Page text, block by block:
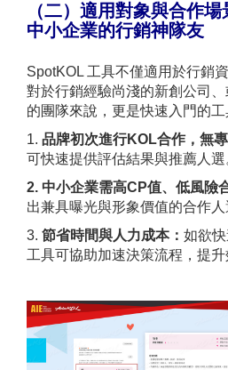
（二）適用對象與合作
中小企業的行銷神隊友
SpotKOL 工具不僅適用於行銷
對於行銷經驗尚淺的新創公司
的團隊來說，更是快速入門的工
1. 品牌初次進行KOL合作，無
可快速提供評估結果與推薦人選
2. 中小企業需高CP值、低風險
出兼具曝光與形象價值的合作人
3. 節省時間與人力成本： 如欲
工具可協助加速決策流程，提升